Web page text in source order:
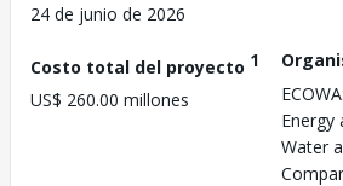
24 de junio de 2026
Costo total del proyecto 1
US$ 260.00 millones
Energy
Water